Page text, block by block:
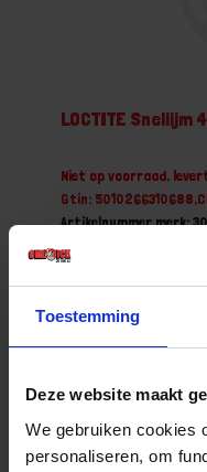
Toestemming
Deze website maakt
We gebruiken cookies
personaliseren, om
LOCTITE
Niet op voorraad,
Gtin:
Artikelnummer merk:
-
Bestel nu!